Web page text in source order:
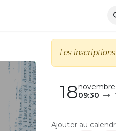
Les inscriptions
1809:30
Ajouter au